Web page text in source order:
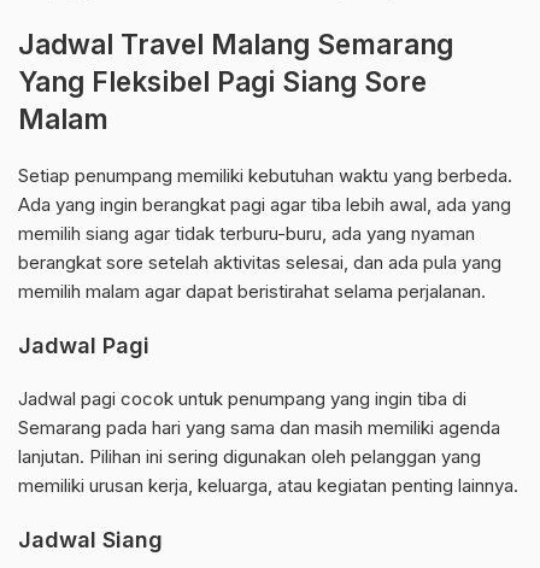
Jadwal Travel Malang Semarang
Yang Fleksibel Pagi Siang Sore
Malam
Setiap penumpang memiliki kebutuhan waktu yang berbeda.
Ada yang ingin berangkat pagi agar tiba lebih awal, ada yang
memilih siang agar tidak terburu-buru, ada yang nyaman
berangkat sore setelah aktivitas selesai, dan ada pula yang
memilih malam agar dapat beristirahat selama perjalanan.
Jadwal Pagi
Jadwal pagi cocok untuk penumpang yang ingin tiba di
Semarang pada hari yang sama dan masih memiliki agenda
lanjutan. Pilihan ini sering digunakan oleh pelanggan yang
memiliki urusan kerja, keluarga, atau kegiatan penting lainnya.
Jadwal Siang